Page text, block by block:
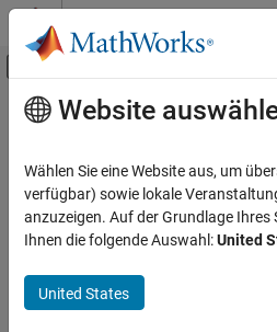
Weiter zum Inhalt
Umschaltung für Off-
Ressource
Hauptinhalt
Website
Wählen Sie eine Website aus, um
verfügbar) sowie lokale
anzuzeigen. Auf der Grundlage
Ihnen die folgende Auswahl:United
United States